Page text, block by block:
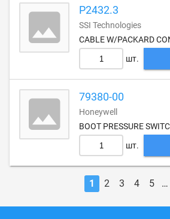
P2432.3
SSI Technologies
CABLE W/PACKARD
шт.
79380-00
Honeywell
BOOT PRESSURE
шт.
1 2 3 4 5 …